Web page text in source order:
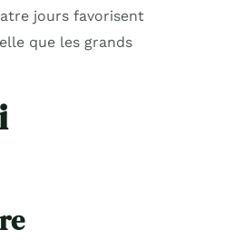
jours favorisent
que les grands